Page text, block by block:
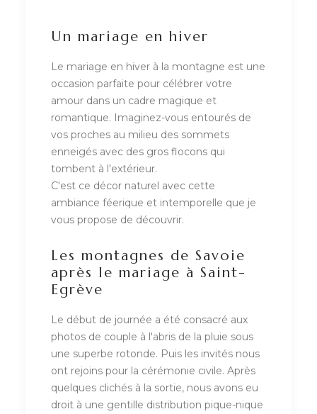
Un mariage en hiver
Le mariage en hiver à la montagne est une
occasion parfaite pour célébrer votre
amour dans un cadre magique et
romantique. Imaginez-vous entourés de
vos proches au milieu des sommets
enneigés avec des gros flocons qui
tombent à l'extérieur.
C'est ce décor naturel avec cette
ambiance féerique et intemporelle que je
vous propose de découvrir.
Les montagnes de Savoie
après le mariage à Saint-
Egrève
Le début de journée a été consacré aux
photos de couple à l'abris de la pluie sous
une superbe rotonde. Puis les invités nous
ont rejoins pour la cérémonie civile. Après
quelques clichés à la sortie, nous avons eu
droit à une gentille distribution pique-nique